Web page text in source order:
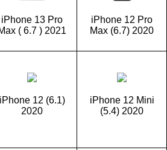
iPhone 13 Pro
( 6.7 ) 2021
iPhone 12 Pro
Max (6.7) 2020
iPhone 12 (6.1)
2020
iPhone 12 Mini
(5.4) 2020